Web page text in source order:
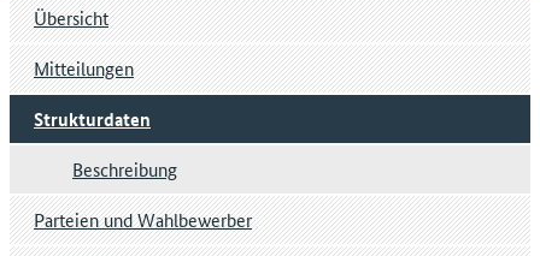
Übersicht
Mitteilungen
Strukturdaten
Beschreibung
Parteien und Wahlbewerber